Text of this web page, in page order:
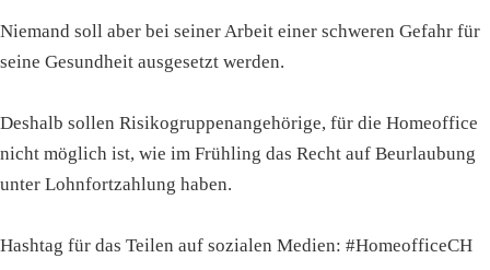
Niemand soll aber bei seiner Arbeit einer schweren Gefahr für
seine Gesundheit ausgesetzt werden.
Deshalb sollen Risikogruppenangehörige, für die Homeoffice
nicht möglich ist, wie im Frühling das Recht auf Beurlaubung
unter Lohnfortzahlung haben.
Hashtag für das Teilen auf sozialen Medien: #HomeofficeCH